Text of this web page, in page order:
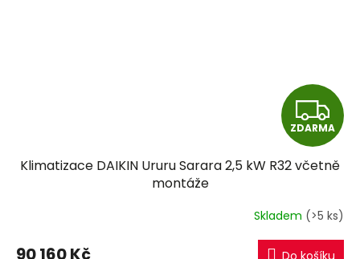
Z
D
A
R
M
ZDARMA
Klimatizace DAIKIN Ururu Sarara 2,5 kW R32 včetně
montáže
Skladem (>5 ks)
90 160 Kč Do košíku